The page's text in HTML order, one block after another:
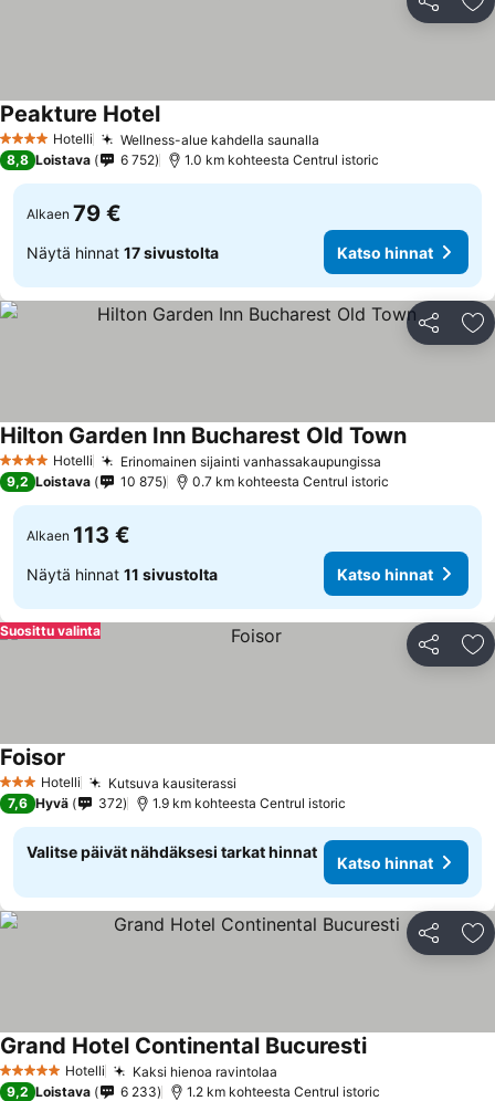
Jaa
4 Tähtiluokitus
Hotelli Wellness-alue kahdella saunalla
Peakture Hotel
8,8 Loistava 6 752 1.0 km kohteesta Centrul istoric
Alkaen 79 €
Näytä hinnat 17 sivustolta Katso hinnat
Jaa
4 Tähtiluokitus
Hotelli Erinomainen sijainti vanhassakaupungissa
Hilton Garden Inn Bucharest Old Town
9,2 Loistava 10 875 0.7 km kohteesta Centrul istoric
Alkaen 113 €
Näytä hinnat 11 sivustolta Katso hinnat
Jaa
Suosittu valinta
3 Tähtiluokitus
Hotelli Kutsuva kausiterassi
Foisor
7,6 Hyvä 372 1.9 km kohteesta Centrul istoric
Valitse päivät nähdäksesi tarkat hinnat
Katso hinnat
Jaa
5 Tähtiluokitus
Hotelli Kaksi hienoa ravintolaa
Grand Hotel Continental Bucuresti
9,2 Loistava 6 233 1.2 km kohteesta Centrul istoric